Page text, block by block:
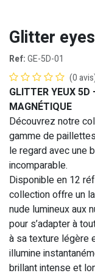
Glitter
Ref:GE-5D-01
(0
GLITTER YEUX 5D
MAGNÉTIQUE
Découvrez notre
gamme de
le regard avec une
incomparable.
Disponible en 12
collection offre un
nude lumineux aux
pour s’adapter à
à sa texture légère
illumine
brillant intense et